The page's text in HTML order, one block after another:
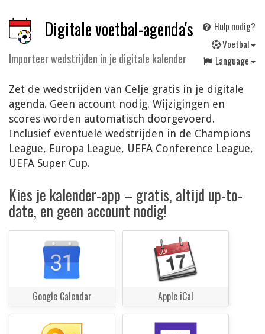
Digitale voetbal-agenda's
Importeer wedstrijden in je digitale kalender
Hulp nodig?
Voetbal
Language
Zet de wedstrijden van Celje gratis in je digitale
agenda. Geen account nodig. Wijzigingen en
scores worden automatisch doorgevoerd.
Inclusief eventuele wedstrijden in de Champions
League, Europa League, UEFA Conference League,
UEFA Super Cup.
Kies je kalender-app – gratis, altijd up-to-
date, en geen account nodig!
Google Calendar Apple iCal